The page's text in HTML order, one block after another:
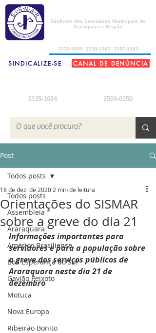
3335-9909
3335-1983 3357-1983
3335-1024
Sindicato dos Servidores Municipais de
Araraquara e Região
SINDICALIZE-SE
2500-0350
CANAL DE DENÚNCIA
Post
Todos posts
Assembleia
Araraquara
Américo Brasiliense
Boa Esperança do Sul
Gavião Peixoto
Motuca
Nova Europa
Ribeirão Bonito
Todos posts
Orientações do SISMAR
sobre a greve do dia 21
18 de dez. de 2020 2 min de leitura
Informações importantes para
servidores e para a população sobre
a greve dos serviços públicos de
Araraquara neste dia 21 de
dezembro